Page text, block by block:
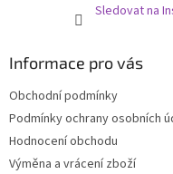
Sledovat na
Informace pro vás
Obchodní podmínky
Podmínky ochrany osobních
Hodnocení obchodu
Výměna a vrácení zboží